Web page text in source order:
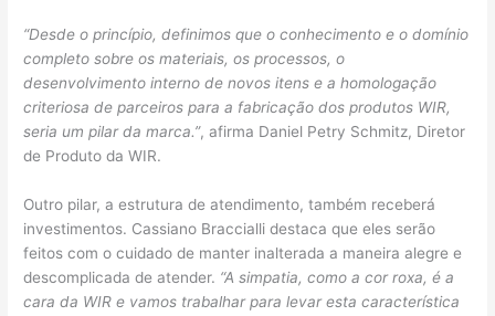
“Desde o princípio, definimos que o conhecimento e o domínio
completo sobre os materiais, os processos, o
desenvolvimento interno de novos itens e a homologação
criteriosa de parceiros para a fabricação dos produtos WIR,
seria um pilar da marca.”, afirma Daniel Petry Schmitz, Diretor
de Produto da WIR.
Outro pilar, a estrutura de atendimento, também receberá
investimentos. Cassiano Braccialli destaca que eles serão
feitos com o cuidado de manter inalterada a maneira alegre e
descomplicada de atender. “A simpatia, como a cor roxa, é a
cara da WIR e vamos trabalhar para levar esta característica